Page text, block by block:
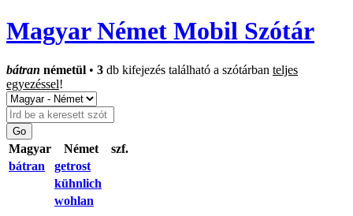
Magyar Német Mobil Szótár
bátran németül • 3 db kifejezés található a szótárban teljes
egyezéssel!
Magyar Német
szf.
bátran
getrost
kühnlich
wohlan